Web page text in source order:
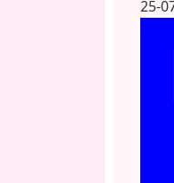
25-